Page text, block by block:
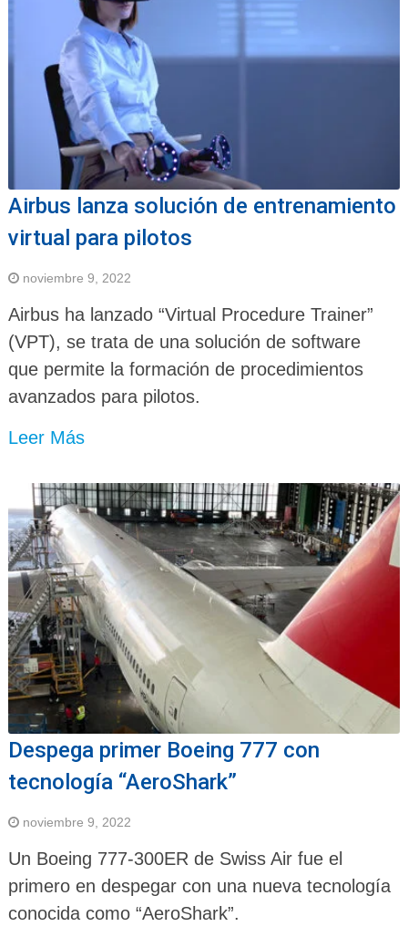
Airbus lanza solución de entrenamiento
virtual para pilotos
noviembre 9, 2022
Airbus ha lanzado “Virtual Procedure Trainer”
(VPT), se trata de una solución de software
que permite la formación de procedimientos
avanzados para pilotos.
Leer Más
Despega primer Boeing 777 con
tecnología “AeroShark”
noviembre 9, 2022
Un Boeing 777-300ER de Swiss Air fue el
primero en despegar con una nueva tecnología
conocida como “AeroShark”.